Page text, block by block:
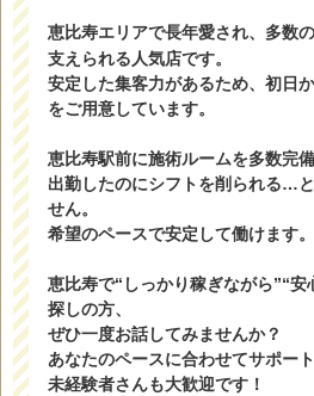
恵比寿エリアで長年愛され、多数
支えられる人気店です。
安定した集客力があるため、初日
をご用意しています。
恵比寿駅前に施術ルームを多数完備
出勤したのにシフトを削られる…
せん。
希望のペースで安定して働けます。
恵比寿で“しっかり稼ぎながら”“
探しの方、
ぜひ一度お話してみませんか？
あなたのペースに合わせてサポート
未経験者さんも大歓迎です！